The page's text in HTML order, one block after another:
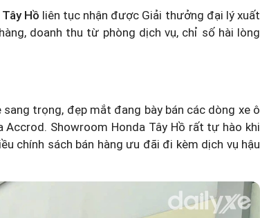
Hồ liên tục nhận được Giải thưởng đại lý xuất
doanh thu từ phòng dịch vụ, chỉ số hài lòng
trọng, đẹp mắt đang bày bán các dòng xe ô
Accrod. Showroom Honda Tây Hồ rất tự hào khi
chính sách bán hàng ưu đãi đi kèm dịch vụ hậu